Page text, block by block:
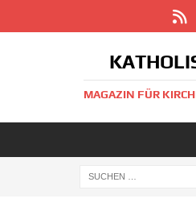
MAGAZIN FÜR